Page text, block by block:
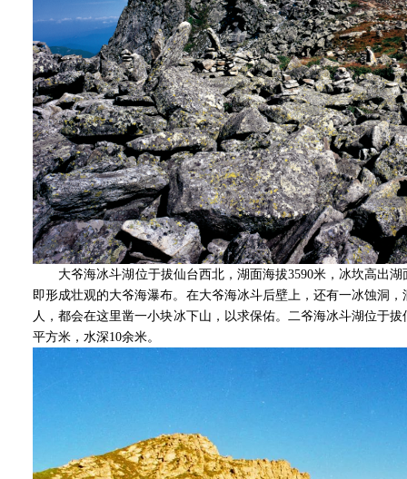
大爷海冰斗湖位于拔仙台西北，湖面海拔3590米，冰坎高出湖
即形成壮观的大爷海瀑布。在大爷海冰斗后壁上，还有一冰蚀洞
人，都会在这里凿一小块冰下山，以求保佑。二爷海冰斗湖位于
平方米，水深10余米。